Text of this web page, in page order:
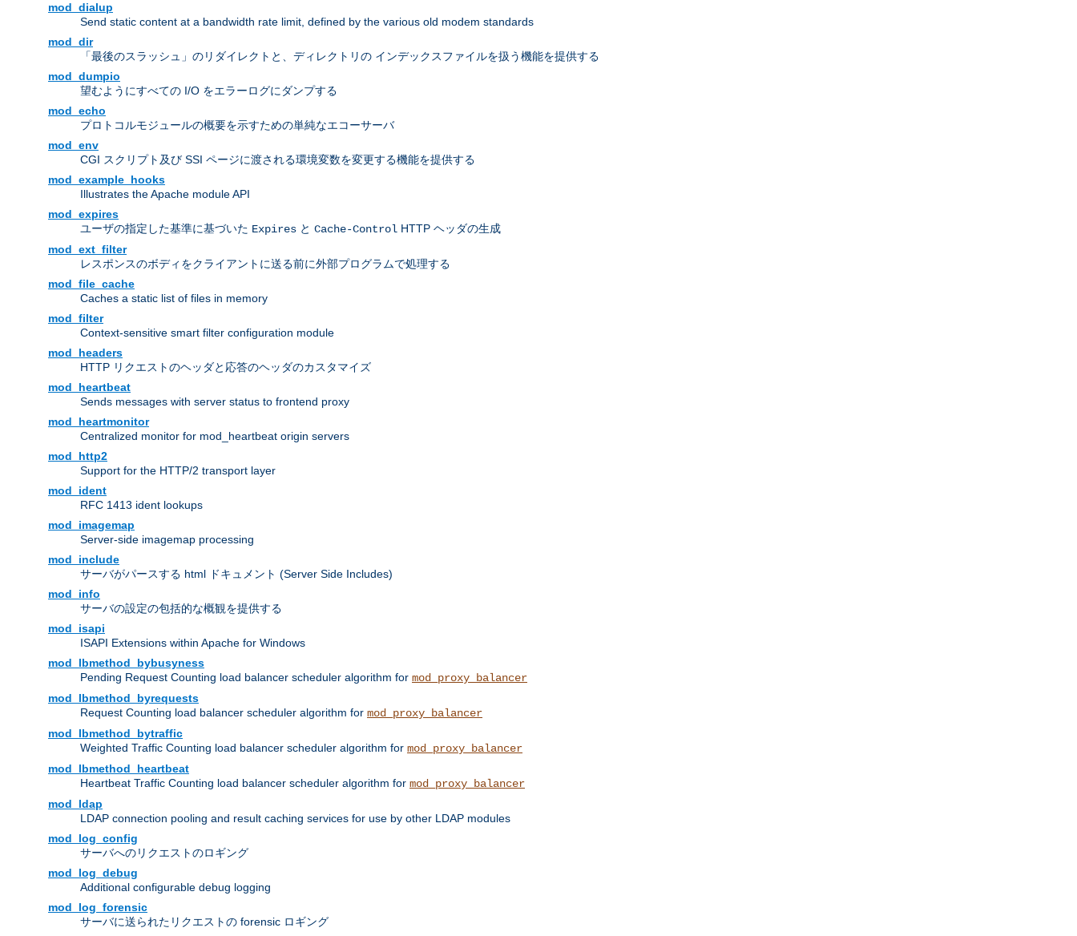
mod_dialup
Send static content at a bandwidth rate limit, defined by the various old modem standards
mod_dir
「最後のスラッシュ」のリダイレクトと、ディレクトリの インデックスファイルを扱う機能を提供する
mod_dumpio
望むようにすべての I/O をエラーログにダンプする
mod_echo
プロトコルモジュールの概要を示すための単純なエコーサーバ
mod_env
CGI スクリプト及び SSI ページに渡される環境変数を変更する機能を提供する
mod_example_hooks
Illustrates the Apache module API
mod_expires
ユーザの指定した基準に基づいた Expires と Cache-Control HTTP ヘッダの生成
mod_ext_filter
レスポンスのボディをクライアントに送る前に外部プログラムで処理する
mod_file_cache
Caches a static list of files in memory
mod_filter
Context-sensitive smart filter configuration module
mod_headers
HTTP リクエストのヘッダと応答のヘッダのカスタマイズ
mod_heartbeat
Sends messages with server status to frontend proxy
mod_heartmonitor
Centralized monitor for mod_heartbeat origin servers
mod_http2
Support for the HTTP/2 transport layer
mod_ident
RFC 1413 ident lookups
mod_imagemap
Server-side imagemap processing
mod_include
サーバがパースする html ドキュメント (Server Side Includes)
mod_info
サーバの設定の包括的な概観を提供する
mod_isapi
ISAPI Extensions within Apache for Windows
mod_lbmethod_bybusyness
Pending Request Counting load balancer scheduler algorithm for mod_proxy_balancer
mod_lbmethod_byrequests
Request Counting load balancer scheduler algorithm for mod_proxy_balancer
mod_lbmethod_bytraffic
Weighted Traffic Counting load balancer scheduler algorithm for mod_proxy_balancer
mod_lbmethod_heartbeat
Heartbeat Traffic Counting load balancer scheduler algorithm for mod_proxy_balancer
mod_ldap
LDAP connection pooling and result caching services for use by other LDAP modules
mod_log_config
サーバへのリクエストのロギング
mod_log_debug
Additional configurable debug logging
mod_log_forensic
サーバに送られたリクエストの forensic ロギング